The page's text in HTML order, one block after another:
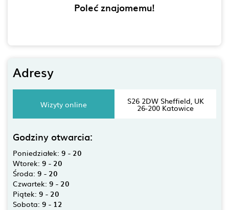
Poleć znajomemu!
Adresy
Wizyty online S26 2DW Sheffield, UK
26-200 Katowice
Godziny otwarcia:
Poniedziałek: 9 - 20
Wtorek: 9 - 20
Środa: 9 - 20
Czwartek: 9 - 20
Piątek: 9 - 20
Sobota: 9 - 12